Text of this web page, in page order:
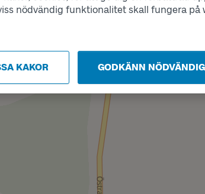
nödvändig funktionalitet skall fungera på
KAKOR GODKÄNN